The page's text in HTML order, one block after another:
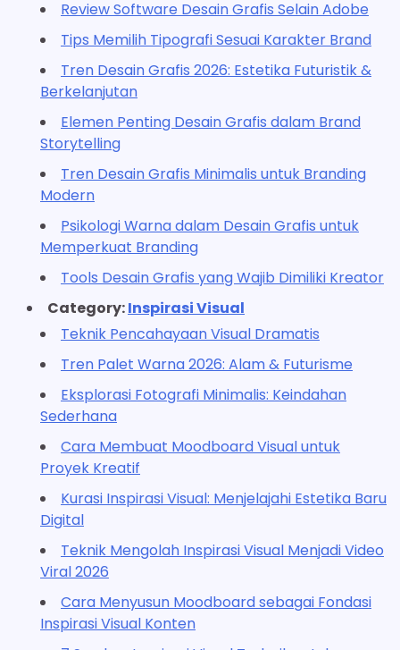
Review Software Desain Grafis Selain Adobe
Tips Memilih Tipografi Sesuai Karakter Brand
Tren Desain Grafis 2026: Estetika Futuristik &
Berkelanjutan
Elemen Penting Desain Grafis dalam Brand
Storytelling
Tren Desain Grafis Minimalis untuk Branding
Modern
Psikologi Warna dalam Desain Grafis untuk
Memperkuat Branding
Tools Desain Grafis yang Wajib Dimiliki Kreator
Category:Inspirasi Visual
Teknik Pencahayaan Visual Dramatis
Tren Palet Warna 2026: Alam & Futurisme
Eksplorasi Fotografi Minimalis: Keindahan
Sederhana
Cara Membuat Moodboard Visual untuk
Proyek Kreatif
Kurasi Inspirasi Visual: Menjelajahi Estetika Baru
Digital
Teknik Mengolah Inspirasi Visual Menjadi Video
Viral 2026
Cara Menyusun Moodboard sebagai Fondasi
Inspirasi Visual Konten